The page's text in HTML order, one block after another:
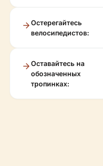
Остерегайтесь
велосипедистов:
Оставайтесь на
обозначенных
тропинках: